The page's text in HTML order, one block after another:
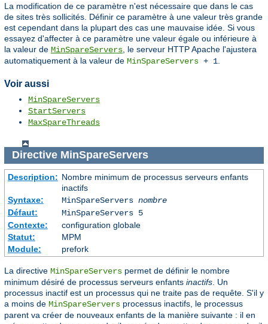
La modification de ce paramètre n'est nécessaire que dans le cas
de sites très sollicités. Définir ce paramètre à une valeur très grande
est cependant dans la plupart des cas une mauvaise idée. Si vous
essayez d'affecter à ce paramètre une valeur égale ou inférieure à
la valeur de MinSpareServers , le serveur HTTP Apache l'ajustera
automatiquement à la valeur de MinSpareServers + 1
Voir aussi
MinSpareServers
StartServers
MaxSpareThreads
Directive MinSpareServers
Description: Nombre minimum de processus serveurs enfants
inactifs
Syntaxe:
MinSpareServers nombre
Défaut:
MinSpareServers 5
Contexte:
configuration globale
Statut:
MPM
Module:
prefork
La directive MinSpareServers permet de définir le nombre
minimum désiré de processus serveurs enfants inactifs . Un
processus inactif est un processus qui ne traite pas de requête. S'il y
a moins de MinSpareServers processus inactifs, le processus
parent va créer de nouveaux enfants de la manière suivante : il en